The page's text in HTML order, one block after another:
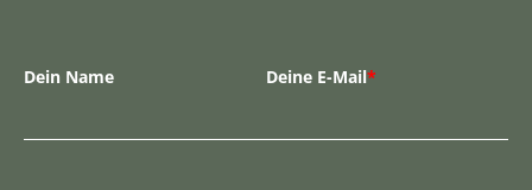
Dein Name Deine E-Mail*